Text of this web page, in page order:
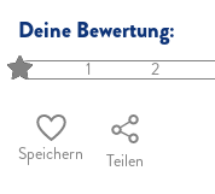
Deine Bewertung:
1 2
Speichern Teilen